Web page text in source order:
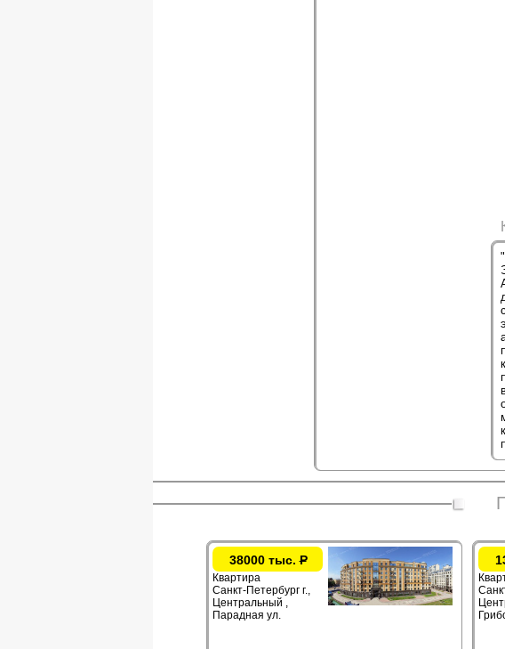
38000 тыс.Р
Квартира
Санкт-Петербург г.,
Центральный ,
Парадная ул.